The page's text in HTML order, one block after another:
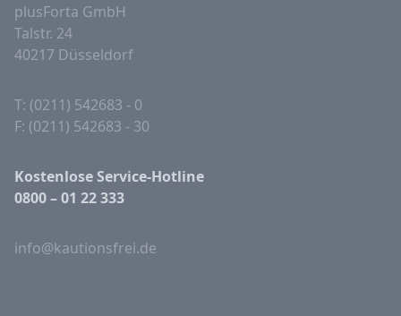
plusForta GmbH
Talstr. 24
40217 Düsseldorf
T: (0211) 542683 - 0
F: (0211) 542683 - 30
Kostenlose Service-Hotline
0800 – 01 22 333
info@kautionsfrei.de